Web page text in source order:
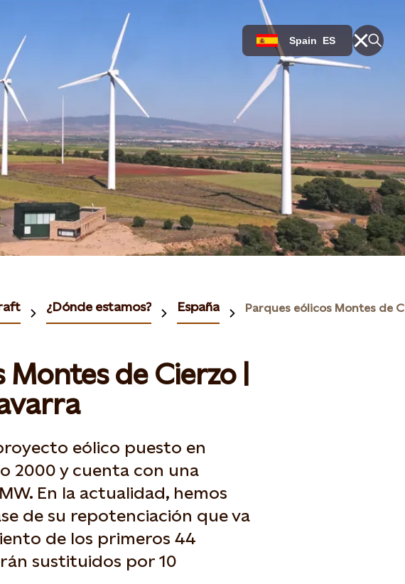
Spain ES
¿Dónde estamos? España
de Cierzo |
eólico puesto en
2000 y cuenta con una
En la actualidad, hemos
de su repotenciación que va
de los primeros 44
sustituidos por 10